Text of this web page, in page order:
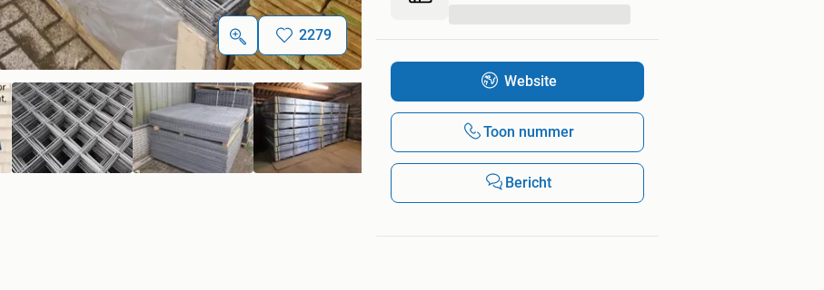
2279
Website
Toon nummer
Bericht